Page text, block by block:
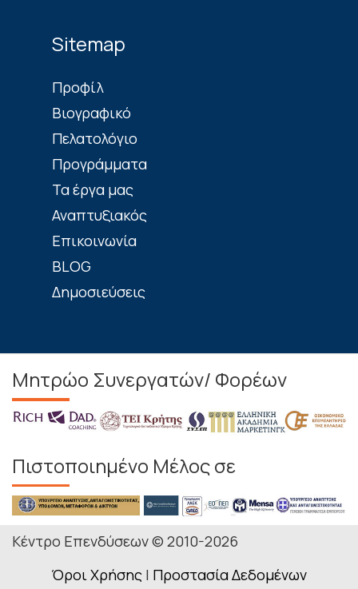
Sitemap
Πρoφίλ
Βιογραφικό
Πελατολόγιο
Προγράμματα
Τα έργα μας
Αναπτυξιακός
Επικοινωνία
BLOG
Δημοσιεύσεις
Μητρώο Συνεργατών/ Φορέων
Πιστοποιημένο Μέλος σε
Κέντρο Επενδύσεων © 2010-2026
Όροι Χρήσης | Προστασία Δεδομένων